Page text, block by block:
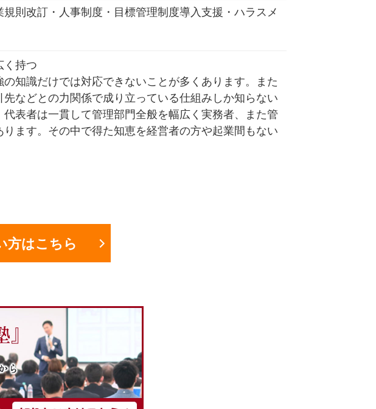
則改訂・人事制度・目標管理制度導入支援・ハラスメ
く持つ
知識だけでは対応できないことが多くあります。また
などとの力関係で成り立っている仕組みしか知らない
表者は一貫して管理部門全般を幅広く実務者、また管
ます。その中で得た知恵を経営者の方や起業間もない
方はこちら